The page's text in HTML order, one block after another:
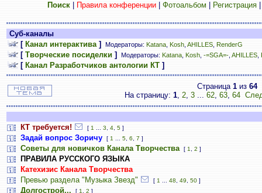
Поиск| Правила конференции| Фотоальбом Регистрация
Суб-каналы
[ Канал интерактива] Модераторы: Katana Kosh AHILLES RenderG
[ Творческие посиделки ] Модераторы: Katana Kosh -=SGA=- AHILLES
[ Канал Разработчиков антологии КТ ]
Страница 1из 64
На страницу: 1, 2, 3 ... 62, 63, 64
КТ требуется! [ 1 3 4 5 ]
Задай вопрос Зоричу [ 1 5 6 7 ]
Советы для новичков Канала Творчества [ 1 2 ]
ПРАВИЛА РУССКОГО ЯЗЫКА
Катехизис Канала Творчества
Превью раздела "Музыка Звезд"
[ 1 48 49 50 ]
Долгострой... [ 1 2 ]